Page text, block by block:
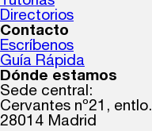
Directorios
Contacto
Escríbenos
Guía Rápida
Dónde estamos
Sede central:
Cervantes nº21, entlo.
28014 Madrid